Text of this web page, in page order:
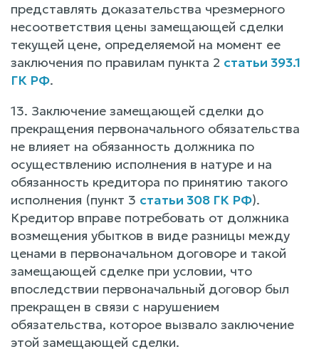
представлять доказательства чрезмерного
несоответствия цены замещающей сделки
текущей цене, определяемой на момент ее
заключения по правилам пункта 2 статьи 393.1
ГК РФ.
13. Заключение замещающей сделки до
прекращения первоначального обязательства
не влияет на обязанность должника по
осуществлению исполнения в натуре и на
обязанность кредитора по принятию такого
исполнения (пункт 3 статьи 308 ГК РФ).
Кредитор вправе потребовать от должника
возмещения убытков в виде разницы между
ценами в первоначальном договоре и такой
замещающей сделке при условии, что
впоследствии первоначальный договор был
прекращен в связи с нарушением
обязательства, которое вызвало заключение
этой замещающей сделки.